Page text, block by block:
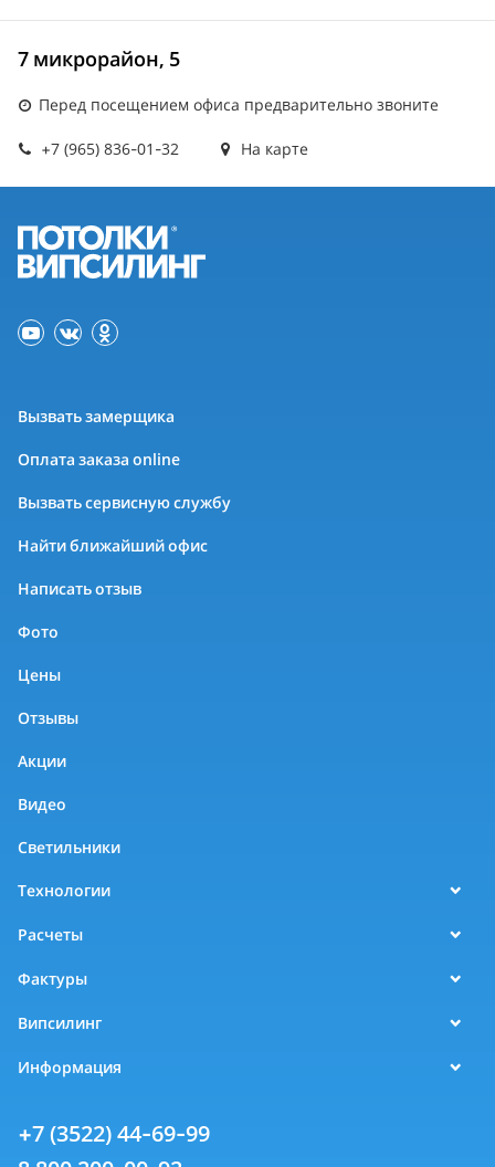
7 микрорайон, 5
Перед посещением офиса предварительно звоните
+7 (965) 836-01-32 На карте
Вызвать замерщика
Оплата заказа online
Вызвать сервисную службу
Найти ближайший офис
Написать отзыв
Фото
Цены
Отзывы
Акции
Видео
Светильники
Технологии
Расчеты
Фактуры
Випсилинг
Информация
+7 (3522) 44-69-99